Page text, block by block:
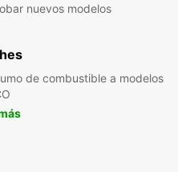
nuevos modelos
de combustible a modelos